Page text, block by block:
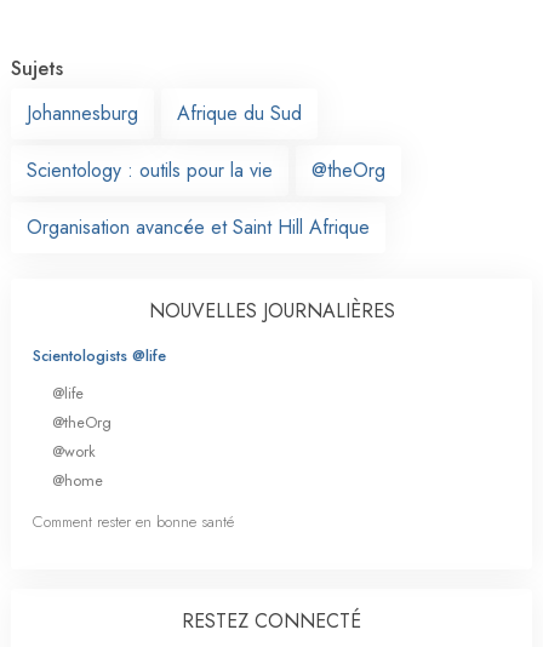
Sujets
Johannesburg
Afrique du Sud
Scientology : outils pour la vie @theOrg
Organisation avancée et Saint Hill Afrique
NOUVELLES JOURNALIÈRES
Scientologists @life
@life
@theOrg
@work
@home
Comment rester en bonne santé
RESTEZ CONNECTÉ